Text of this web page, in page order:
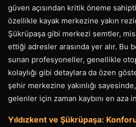
güven açısından kritik öneme
özellikle kayak merkezine yakın
Şükrüpaşa gibi merkezi semtler,
ettiği adresler arasında yer alır. Bu
sunan profesyoneller, genellikle
kolaylığı gibi detaylara da özen
şehir merkezine yakınlığı
gelenler için zaman kaybını en aza
Yıldızkent ve Şükrüpaşa: